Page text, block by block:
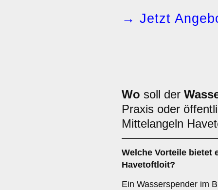
→ Jetzt
Wo soll der
Praxis oder
Mittelangeln
Welche Vorteile bietet
Havetoftloit?
Ein Wasserspender im